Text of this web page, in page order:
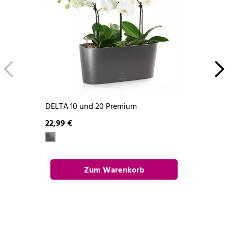
DELTA 10 und 20 Premium
22,99 €
Zum Warenkorb